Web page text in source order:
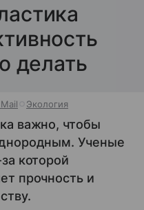
делать
Экология
важно, чтобы
Ученые
которой
прочность и